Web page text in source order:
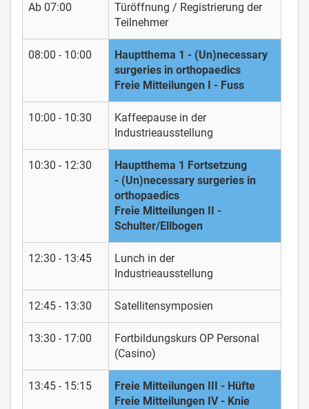
Ab 07:00
Türöffnung / Registrierung der
Teilnehmer
08:00 - 10:00
Hauptthema 1 - (Un)necessary
surgeries in orthopaedics
Freie Mitteilungen I - Fuss
10:00 - 10:30
Kaffeepause in der
Industrieausstellung
10:30 - 12:30
Hauptthema 1 Fortsetzung
- (Un)necessary surgeries in
orthopaedics
Freie Mitteilungen II -
Schulter/Ellbogen
12:30 - 13:45
Lunch in der
Industrieausstellung
12:45 - 13:30 Satellitensymposien
13:30 - 17:00
Fortbildungskurs OP Personal
(Casino)
13:45 - 15:15
Freie Mitteilungen III - Hüfte
Freie Mitteilungen IV - Knie